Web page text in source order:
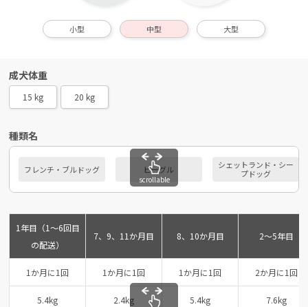
小型 中型 大型
成犬体重
15 kg 20 kg
種類名
フレンチ・ブルドッグ ビーグル
シェットランド・シー
プドッグ
scrollable
1年目（1～6回目
の配送）
7、9、11か月目 8、10か月目 2～5年目
1か月に1回 1か月に1回 1か月に1回 2か月に1回
5.4kg 2.4kg 5.4kg 7.6kg